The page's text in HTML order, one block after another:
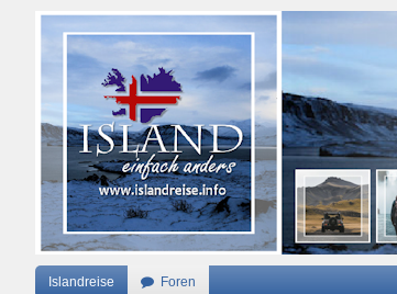
Islandreise Foren